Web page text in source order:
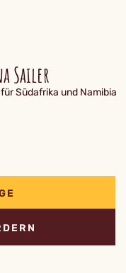
Sailer
Südafrika und Namibia